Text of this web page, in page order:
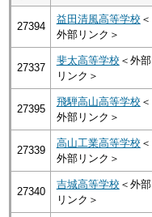
27394
益田清風高等学校 ＜
外部リンク＞
27337
斐太高等学校 ＜外部
リンク＞
27395
飛騨高山高等学校 ＜
外部リンク＞
27339
高山工業高等学校 ＜
外部リンク＞
27340
吉城高等学校 ＜外部
リンク＞